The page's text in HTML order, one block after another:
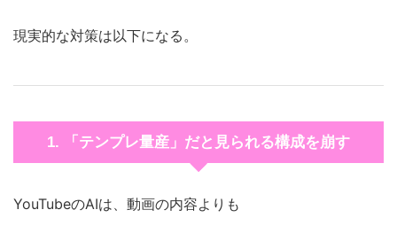
現実的な対策は以下になる。
1. 「テンプレ量産」だと見られる構成を崩す
YouTubeのAIは、動画の内容よりも